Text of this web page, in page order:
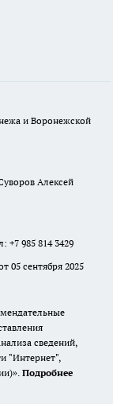
и Воронежской
Алексей
985 814 3429
05 сентября 2025
сведений,
"Интернет",
Подробнее